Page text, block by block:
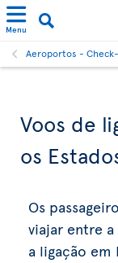
Menu
Aeroportos -
Voos de
os
Os
viajar entre a
a ligação